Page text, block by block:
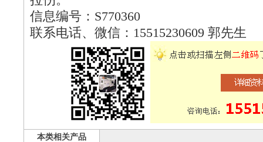
信息编号：S770360
联系电话、微信：15515230609 郭先生
本类相关产品